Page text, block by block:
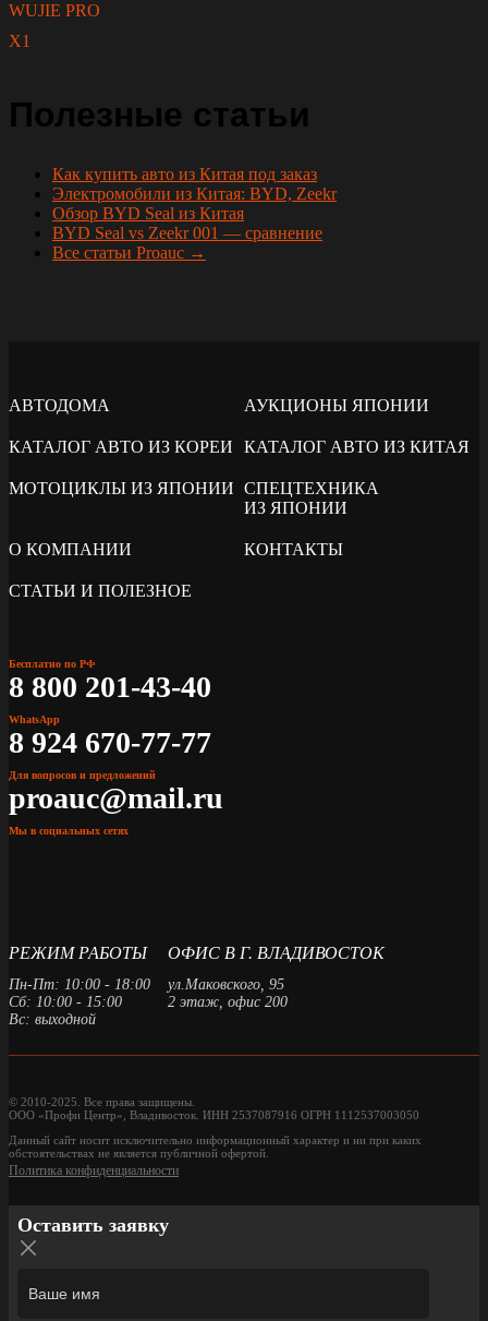
WUJIE PRO
X1
Полезные статьи
Как купить авто из Китая под заказ
Электромобили из Китая: BYD, Zeekr
Обзор BYD Seal из Китая
BYD Seal vs Zeekr 001 — сравнение
Все статьи Proauc →
АВТОДОМА АУКЦИОНЫ ЯПОНИИ
КАТАЛОГ АВТО ИЗ КОРЕИ КАТАЛОГ АВТО ИЗ КИТАЯ
МОТОЦИКЛЫ ИЗ ЯПОНИИ СПЕЦТЕХНИКА
ИЗ ЯПОНИИ
О КОМПАНИИ КОНТАКТЫ
СТАТЬИ И ПОЛЕЗНОЕ
Бесплатно по РФ
8 800 201-43-40
WhatsApp
8 924 670-77-77
Для вопросов и предложений
proauc@mail.ru
Мы в социальных сетях
РЕЖИМ РАБОТЫ
Пн-Пт: 10:00 - 18:00
Сб: 10:00 - 15:00
Вс: выходной
ОФИС В Г. ВЛАДИВОСТОК
ул.Маковского, 95
2 этаж, офис 200
© 2010-2025. Все права защищены.
ООО «Профи Центр», Владивосток. ИНН 2537087916 ОГРН 1112537003050
Данный сайт носит исключительно информационный характер и ни при каких
обстоятельствах не является публичной офертой.
Политика конфиденциальности
Оставить заявку